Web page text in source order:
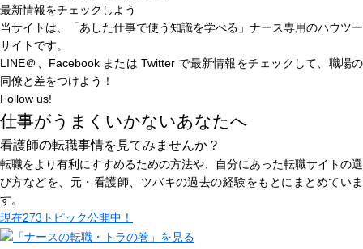
最新情報をチェックしよう
当サイトは、
「あした仕事で使う知識を学べる」 ナース専用のハウツー
サイトです。
LINE＠、Facebook または Twitter で最新情報をチェックして、職場の
同僚と差をつけよう！
Follow us!
仕事がうまくいかないあなたへ
看護師の転職事情を見てみませんか？
転職をより有利にすすめるための方法や、自分にあった転職サイトの選
び方などを、元・看護師、ツバキの過去の経験をもとにまとめていま
す。
現在273トピック公開中！